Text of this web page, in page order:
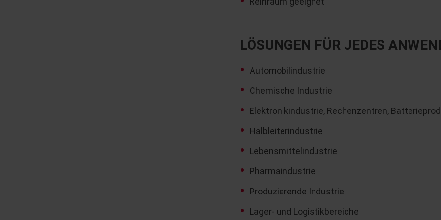
LÖSUNGEN FÜR JEDES
Automobilindustrie
Chemische Industrie
Elektronikindustrie, Rechenzentren,
Halbleiterindustrie
Lebensmittelindustrie
Pharmaindustrie
Produzierende Industrie
Lager- und Logistikbereiche